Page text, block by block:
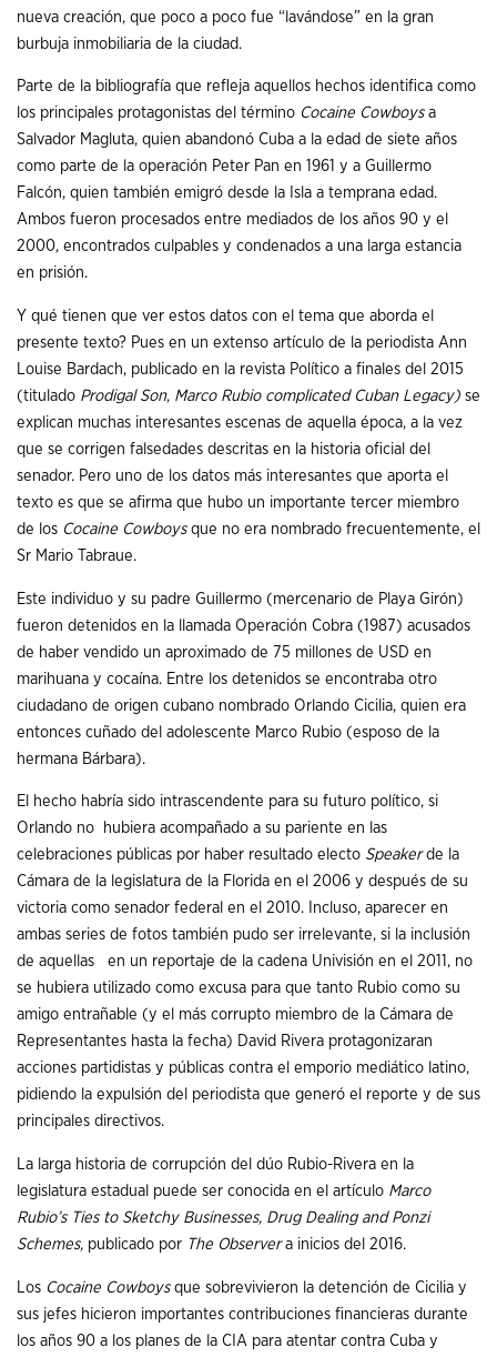
nueva creación, que poco a poco fue “lavándose” en la gran
burbuja inmobiliaria de la ciudad.
Parte de la bibliografía que refleja aquellos hechos identifica como
los principales protagonistas del término Cocaine Cowboysa
Salvador Magluta, quien abandonó Cuba a la edad de siete años
como parte de la operación Peter Pan en 1961 y a Guillermo
Falcón, quien también emigró desde la Isla a temprana edad.
Ambos fueron procesados entre mediados de los años 90 y el
2000, encontrados culpables y condenados a una larga estancia
en prisión.
Y qué tienen que ver estos datos con el tema que aborda el
presente texto? Pues en un extenso artículo de la periodista Ann
Louise Bardach, publicado en la revista Político a finales del 2015
(titulado Prodigal Son, Marco Rubio complicated Cuban Legacy) se
explican muchas interesantes escenas de aquella época, a la vez
que se corrigen falsedades descritas en la historia oficial del
senador. Pero uno de los datos más interesantes que aporta el
texto es que se afirma que hubo un importante tercer miembro
de los Cocaine Cowboysque no era nombrado frecuentemente, el
Sr Mario Tabraue.
Este individuo y su padre Guillermo (mercenario de Playa Girón)
fueron detenidos en la llamada Operación Cobra (1987) acusados
de haber vendido un aproximado de 75 millones de USD en
marihuana y cocaína. Entre los detenidos se encontraba otro
ciudadano de origen cubano nombrado Orlando Cicilia, quien era
entonces cuñado del adolescente Marco Rubio (esposo de la
hermana Bárbara).
El hecho habría sido intrascendente para su futuro político, si
Orlando no hubiera acompañado a su pariente en las
celebraciones públicas por haber resultado electo Speakerde la
Cámara de la legislatura de la Florida en el 2006 y después de su
victoria como senador federal en el 2010. Incluso, aparecer en
ambas series de fotos también pudo ser irrelevante, si la inclusión
de aquellas en un reportaje de la cadena Univisión en el 2011, no
se hubiera utilizado como excusa para que tanto Rubio como su
amigo entrañable (y el más corrupto miembro de la Cámara de
Representantes hasta la fecha) David Rivera protagonizaran
acciones partidistas y públicas contra el emporio mediático latino,
pidiendo la expulsión del periodista que generó el reporte y de sus
principales directivos.
La larga historia de corrupción del dúo Rubio-Rivera en la
legislatura estadual puede ser conocida en el artículo Marco
Rubio’s Ties to Sketchy Businesses, Drug Dealing and Ponzi
Schemes, publicado por The Observera inicios del 2016.
Los Cocaine Cowboysque sobrevivieron la detención de Cicilia y
sus jefes hicieron importantes contribuciones financieras durante
los años 90 a los planes de la CIA para atentar contra Cuba y